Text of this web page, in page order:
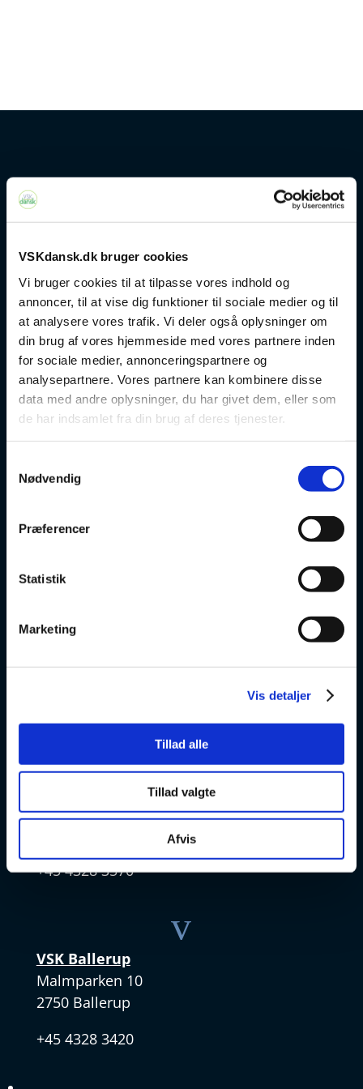
VSKdansk.dk bruger cookies
Vi bruger cookies til at tilpasse vores indhold og
annoncer, til at vise dig funktioner til sociale medier og til
at analysere vores trafik. Vi deler også oplysninger om
din brug af vores hjemmeside med vores partnere inden
for sociale medier, annonceringspartnere og
analysepartnere. Vores partnere kan kombinere disse
data med andre oplysninger, du har givet dem, eller som
de har indsamlet fra din brug af deres tjenester.
Nødvendig
Præferencer
Statistik
Marketing
Vis detaljer
Tillad alle
Tillad valgte
Afvis
Kontakt
+45 4328 3500
sprogcenter@brondby.dk
VSK Corporate
Danskuddannelse
FVU
Særlige kurser
Prøver
Om os
VSK Glostrup
2600 Glostrup
v
Skøjtevej 27
+45 4328 3570
v
VSK Ballerup
Malmparken 10
2750 Ballerup
+45 4328 3420